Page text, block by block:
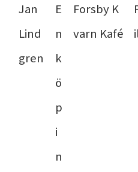
Jan
Lind
gren
E
n
k
ö
p
i
n
Forsby K
varn Kafé